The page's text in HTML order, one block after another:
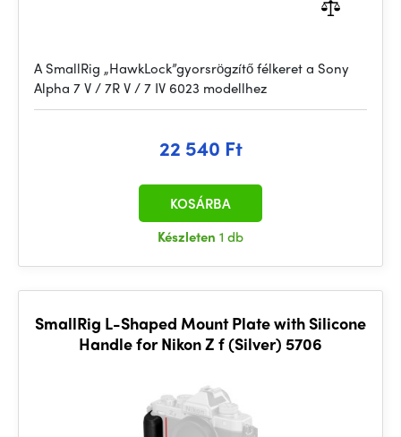
A SmallRig „HawkLock”gyorsrögzítő félkeret a Sony
Alpha 7 V / 7R V / 7 IV 6023 modellhez
22 540 Ft
Készleten 1 db
KOSÁRBA
SmallRig L-Shaped Mount Plate with Silicone
Handle for Nikon Z f (Silver) 5706